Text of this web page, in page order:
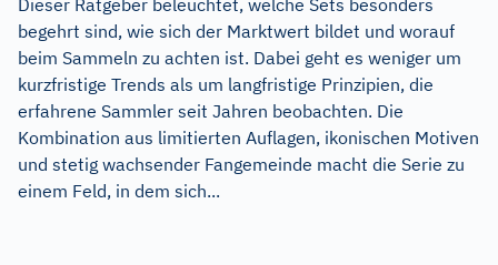
Dieser Ratgeber beleuchtet, welche Sets besonders
begehrt sind, wie sich der Marktwert bildet und worauf
beim Sammeln zu achten ist. Dabei geht es weniger um
kurzfristige Trends als um langfristige Prinzipien, die
erfahrene Sammler seit Jahren beobachten. Die
Kombination aus limitierten Auflagen, ikonischen Motiven
und stetig wachsender Fangemeinde macht die Serie zu
einem Feld, in dem sich...